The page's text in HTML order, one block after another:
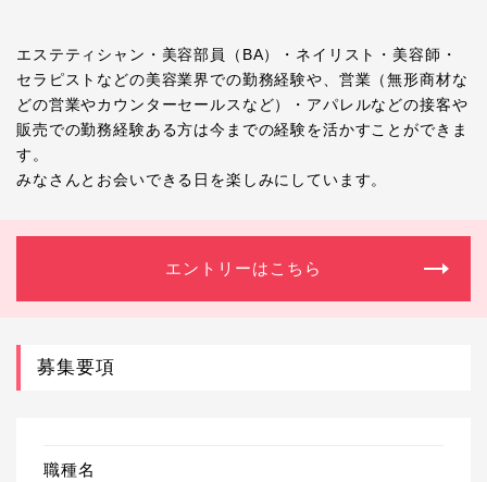
エステティシャン・美容部員（BA）・ネイリスト・美容師・
セラピストなどの美容業界での勤務経験や、営業（無形商材な
どの営業やカウンターセールスなど）・アパレルなどの接客や
販売での勤務経験ある方は今までの経験を活かすことができま
す。
みなさんとお会いできる日を楽しみにしています。
エントリーはこちら
募集要項
職種名